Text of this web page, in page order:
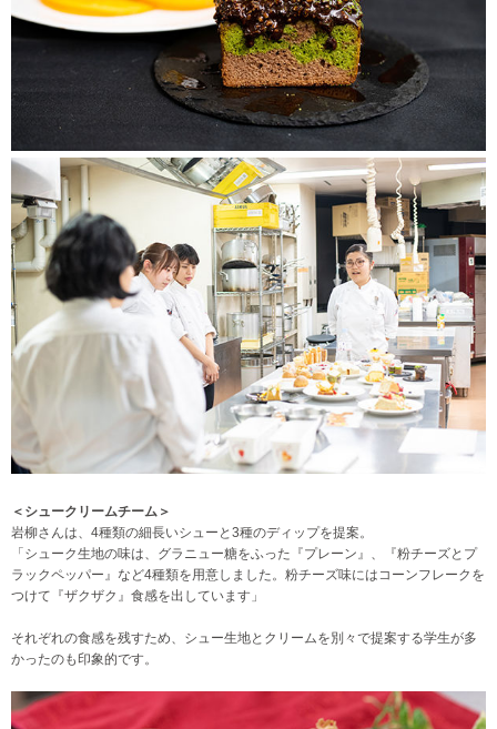
＜シュークリームチーム＞
岩柳さんは、4種類の細長いシューと3種のディップを提案。
「シューク生地の味は、グラニュー糖をふった『プレーン』、『粉チーズとプ
ラックペッパー』など4種類を用意しました。粉チーズ味にはコーンフレークを
つけて『ザクザク』食感を出しています」
それぞれの食感を残すため、シュー生地とクリームを別々で提案する学生が多
かったのも印象的です。